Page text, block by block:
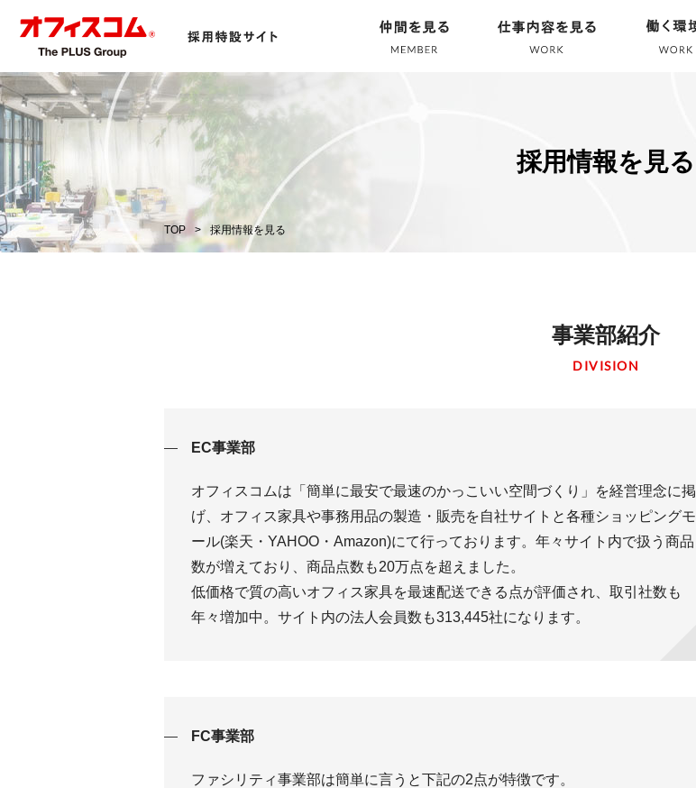
採用情報を見る
TOP 採用情報を見る
事業部紹介
DIVISION
EC事業部
オフィスコムは「簡単に最安で最速のかっこいい空間づくり」を経営理念に掲
げ、オフィス家具や事務用品の製造・販売を自社サイトと各種ショッピングモ
ール(楽天・YAHOO・Amazon)にて行っております。年々サイト内で扱う商品
数が増えており、商品点数も20万点を超えました。
低価格で質の高いオフィス家具を最速配送できる点が評価され、取引社数も
年々増加中。サイト内の法人会員数も313,445社になります。
FC事業部
ファシリティ事業部は簡単に言うと下記の2点が特徴です。